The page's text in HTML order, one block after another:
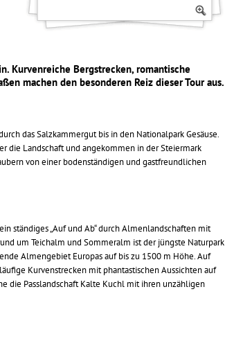
Kurvenreiche Bergstrecken, romantische
machen den besonderen Reiz dieser Tour aus.
das Salzkammergut bis in den Nationalpark Gesäuse.
die Landschaft und angekommen in der Steiermark
von einer bodenständigen und gastfreundlichen
ständiges „Auf und Ab“ durch Almenlandschaften mit
um Teichalm und Sommeralm ist der jüngste Naturpark
Almengebiet Europas auf bis zu 1500 m Höhe. Auf
Kurvenstrecken mit phantastischen Aussichten auf
die Passlandschaft Kalte Kuchl mit ihren unzähligen